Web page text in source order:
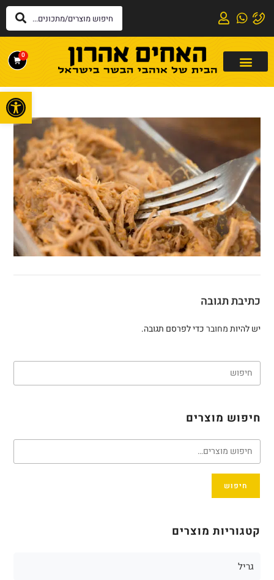
0
כתיבת תגובה
יש להיותמחוברכדי לפרסם תגובה.
חיפוש מוצרים
חיפוש
קטגוריות מוצרים
גריל